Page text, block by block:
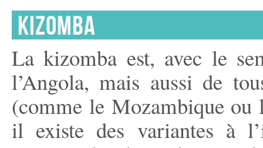
KIZOMBA
La kizomba est, avec le
l’Angola, mais aussi de
(comme le Mozambique ou
il existe des variantes à